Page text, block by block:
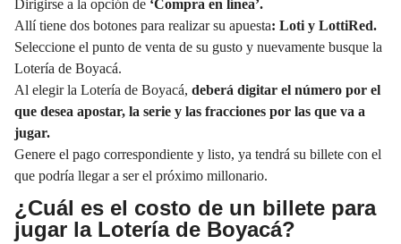
Dirigirse a la opción de ‘Compra en línea’.
Allí tiene dos botones para realizar su apuesta: Loti y LottiRed.
Seleccione el punto de venta de su gusto y nuevamente busque la
Lotería de Boyacá.
Al elegir la Lotería de Boyacá, deberá digitar el número por el
que desea apostar, la serie y las fracciones por las que va a
jugar.
Genere el pago correspondiente y listo, ya tendrá su billete con el
que podría llegar a ser el próximo millonario.
¿Cuál es el costo de un billete para
jugar la Lotería de Boyacá?